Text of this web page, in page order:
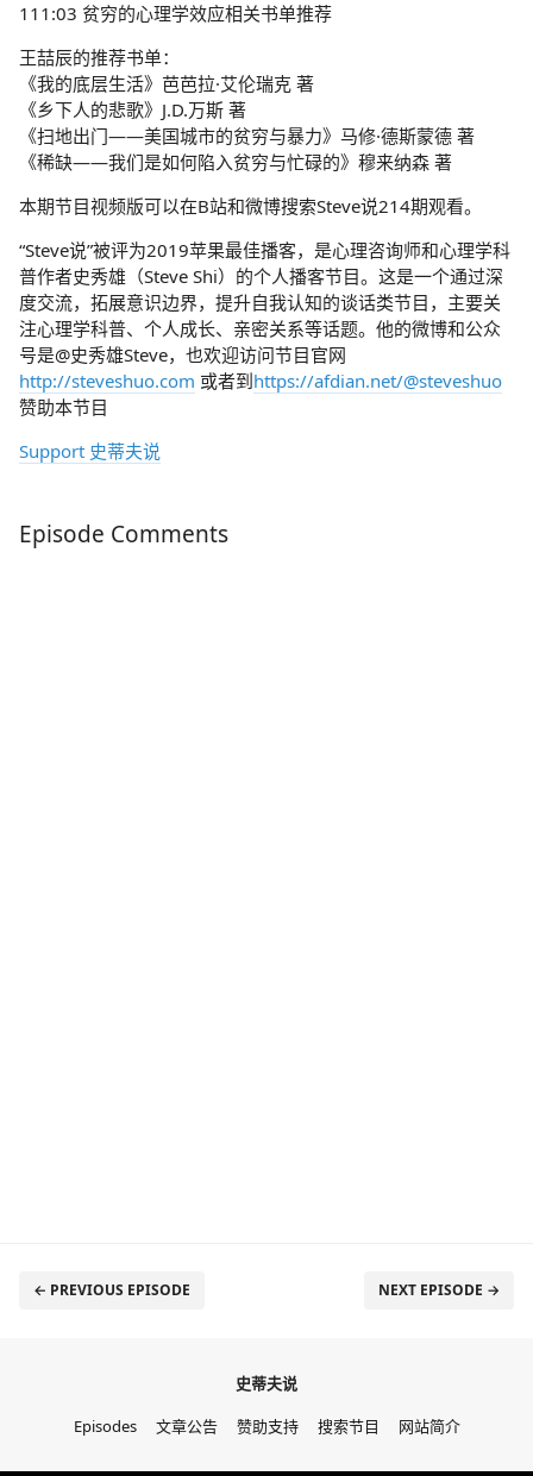
111:03 贫穷的心理学效应相关书单推荐
王喆辰的推荐书单：
《我的底层生活》芭芭拉·艾伦瑞克 著
《乡下人的悲歌》J.D.万斯 著
《扫地出门——美国城市的贫穷与暴力》马修·德斯蒙德 著
《稀缺——我们是如何陷入贫穷与忙碌的》穆来纳森 著
本期节目视频版可以在B站和微博搜索Steve说214期观看。
“Steve说”被评为2019苹果最佳播客，是心理咨询师和心理学科
普作者史秀雄（Steve Shi）的个人播客节目。这是一个通过深
度交流，拓展意识边界，提升自我认知的谈话类节目，主要关
注心理学科普、个人成长、亲密关系等话题。他的微博和公众
号是@史秀雄Steve，也欢迎访问节目官网
http://steveshuo.com 或者到https://afdian.net/@steveshuo
赞助本节目
Support 史蒂夫说
Episode Comments
← PREVIOUS EPISODE NEXT EPISODE →
史蒂夫说
Episodes
文章公告 赞助支持 搜索节目 网站简介